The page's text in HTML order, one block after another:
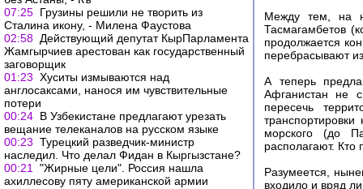
07:25 Грузины решили не творить из
Сталина икону, - Милена Фаустова
02:58 Действующий депутат КырПарламента
Жамгырчиев арестован как государственный
заговорщик
01:23 Хуситы измываются над
англосаксами, нанося им чувствительные
потери
00:24 В Узбекистане предлагают урезать
вещание телеканалов на русском языке
00:23 Турецкий разведчик-министр
наследил. Что делал Фидан в Кыргызстане?
00:21
"Жирные цели". Россия нашла
ахиллесову пяту американской армии
Между тем, на
Тасмагамбетов
продолжается
перебрасывают
А теперь
Афганистан не
пересечь
морского (до
располагают. Кто
Разумеется,
входило и вряд